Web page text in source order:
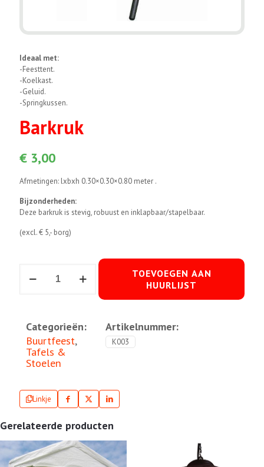
Ideaal met:
-Feesttent.
-Koelkast.
-Geluid.
-Springkussen.
Barkruk
€ 3,00
Afmetingen: lxbxh 0.30×0.30×0.80 meter .
Bijzonderheden:
Deze barkruk is stevig, robuust en inklapbaar/stapelbaar.
(excl. € 5,- borg)
aantal
TOEVOEGEN AAN
HUURLIJST
Categorieën:
Buurtfeest,
Tafels &
Stoelen
Artikelnummer:
K003
Linkje
Gerelateerde producten